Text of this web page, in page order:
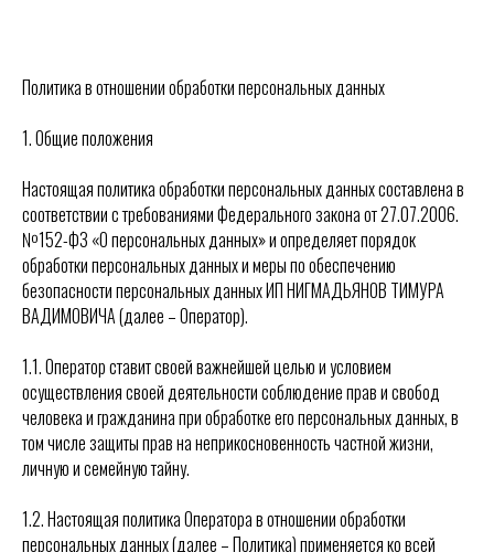
Политика в отношении обработки персональных данных
1. Общие положения
Настоящая политика обработки персональных данных составлена в
соответствии с требованиями Федерального закона от 27.07.2006.
№152-ФЗ «О персональных данных» и определяет порядок
обработки персональных данных и меры по обеспечению
безопасности персональных данных ИП НИГМАДЬЯНОВ ТИМУРА
ВАДИМОВИЧА (далее – Оператор).
1.1. Оператор ставит своей важнейшей целью и условием
осуществления своей деятельности соблюдение прав и свобод
человека и гражданина при обработке его персональных данных, в
том числе защиты прав на неприкосновенность частной жизни,
личную и семейную тайну.
1.2. Настоящая политика Оператора в отношении обработки
персональных данных (далее – Политика) применяется ко всей